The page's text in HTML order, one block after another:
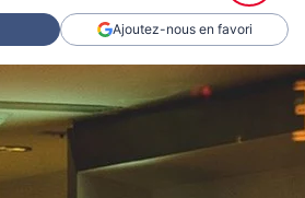
Ajoutez-nous en favori